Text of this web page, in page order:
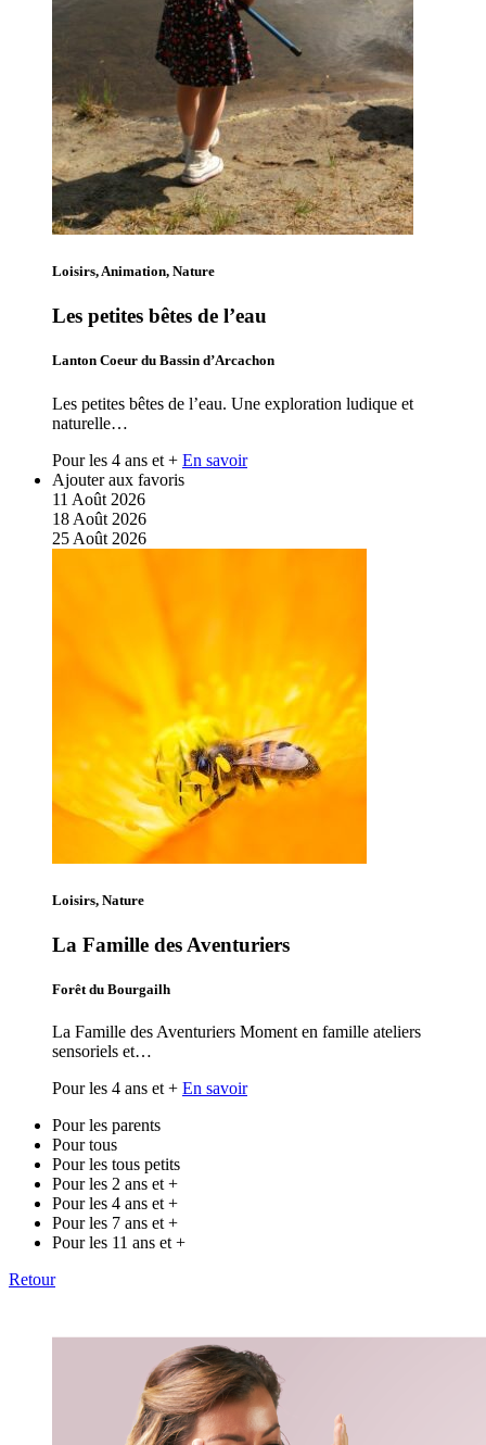
Loisirs, Animation, Nature
Les petites bêtes de l’eau
Lanton Coeur du Bassin d’Arcachon
Les petites bêtes de l’eau. Une exploration ludique et
naturelle…
Pour les 4 ans et + En savoir
Ajouter aux favoris
11 Août 2026
18 Août 2026
25 Août 2026
Loisirs, Nature
La Famille des Aventuriers
Forêt du Bourgailh
La Famille des Aventuriers Moment en famille ateliers
sensoriels et…
Pour les 4 ans et + En savoir
Pour les parents
Pour tous
Pour les tous petits
Pour les 2 ans et +
Pour les 4 ans et +
Pour les 7 ans et +
Pour les 11 ans et +
Retour